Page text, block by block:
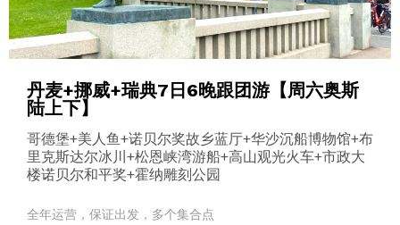
丹麦+挪威+瑞典7日6晚跟团游【周六奥斯
陆上下】
哥德堡+美人鱼+诺贝尔奖故乡蓝厅+华沙沉船博物馆+布
里克斯达尔冰川+松恩峡湾游船+高山观光火车+市政大
楼诺贝尔和平奖+霍纳雕刻公园
全年运营，保证出发，多个集合点